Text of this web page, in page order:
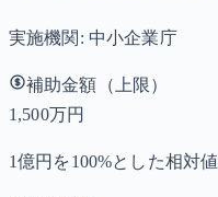
実施機関: 中小企業庁
補助金額（上限）
1,500万円
1億円を100%とした相対値